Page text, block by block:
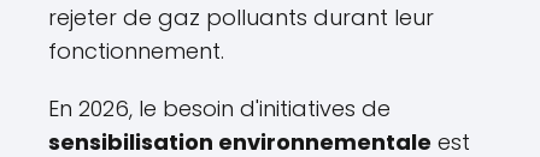
rejeter de gaz polluants durant leur
fonctionnement.
En 2026, le besoin d'initiatives de
sensibilisation environnementale est